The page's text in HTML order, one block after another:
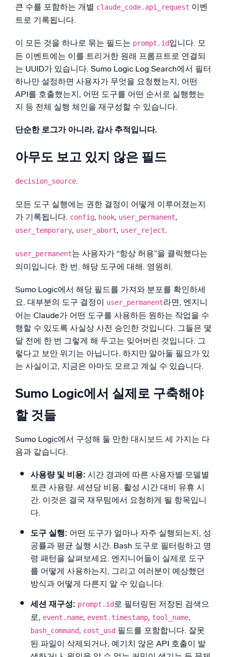
큰 수를 포함하는 개별 claude_code.api_request 이벤
트로 기록됩니다.
이 모든 것을 하나로 묶는 필드는 prompt.id입니다. 모
든 이벤트에는 이를 트리거한 원래 프롬프트로 연결되
는 UUID가 있습니다. Sumo Logic Log Search에서 필터
하나만 설정하면 사용자가 무엇을 요청했는지, 어떤
API를 호출했는지, 어떤 도구를 어떤 순서로 실행했는
지 등 전체 실행 체인을 재구성할 수 있습니다.
단순한 로그가 아니라, 감사 추적입니다.
아무도 보고 있지 않은 필드
decision_source.
모든 도구 실행에는 권한 결정이 어떻게 이루어졌는지
가 기록됩니다. config, hook, user_permanent,
user_temporary, user_abort, user_reject.
user_permanent는 사용자가 “항상 허용”을 클릭했다는
의미입니다. 한 번. 해당 도구에 대해. 영원히.
Sumo Logic에서 해당 필드를 가져와 분포를 확인하세
요. 대부분의 도구 결정이 user_permanent라면, 엔지니
어는 Claude가 어떤 도구를 사용하든 원하는 작업을 수
행할 수 있도록 사실상 사전 승인한 것입니다. 그들은 몇
달 전에 한 번 그렇게 해 두고는 잊어버린 것입니다. 그
렇다고 보안 위기는 아닙니다. 하지만 알아둘 필요가 있
는 사실이고, 지금은 아마도 모르고 계실 수 있습니다.
Sumo Logic에서 실제로 구축해야
할 것들
Sumo Logic에서 구성해 둘 만한 대시보드 세 가지는 다
음과 같습니다.
사용량 및 비용: 시간 경과에 따른 사용자별·모델별
토큰 사용량. 세션당 비용. 활성 시간 대비 유휴 시
간. 이것은 결국 재무팀에서 요청하게 될 항목입니
다.
도구 실행: 어떤 도구가 얼마나 자주 실행되는지, 성
공률과 평균 실행 시간. Bash 도구로 필터링하고 명
령 패턴을 살펴보세요. 엔지니어들이 실제로 도구
를 어떻게 사용하는지, 그리고 여러분이 예상했던
방식과 어떻게 다른지 알 수 있습니다.
세션 재구성: prompt.id로 필터링된 저장된 검색으
로, event.name, event.timestamp, tool_name,
bash_command, cost_usd 필드를 포함합니다. 잘못
된 파일이 삭제되거나, 예기치 않은 API 호출이 발